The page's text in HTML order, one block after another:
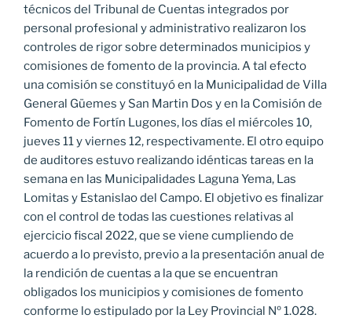
técnicos del Tribunal de Cuentas integrados por
personal profesional y administrativo realizaron los
controles de rigor sobre determinados municipios y
comisiones de fomento de la provincia. A tal efecto
una comisión se constituyó en la Municipalidad de Villa
General Güemes y San Martin Dos y en la Comisión de
Fomento de Fortín Lugones, los días el miércoles 10,
jueves 11 y viernes 12, respectivamente. El otro equipo
de auditores estuvo realizando idénticas tareas en la
semana en las Municipalidades Laguna Yema, Las
Lomitas y Estanislao del Campo. El objetivo es finalizar
con el control de todas las cuestiones relativas al
ejercicio fiscal 2022, que se viene cumpliendo de
acuerdo a lo previsto, previo a la presentación anual de
la rendición de cuentas a la que se encuentran
obligados los municipios y comisiones de fomento
conforme lo estipulado por la Ley Provincial Nº 1.028.